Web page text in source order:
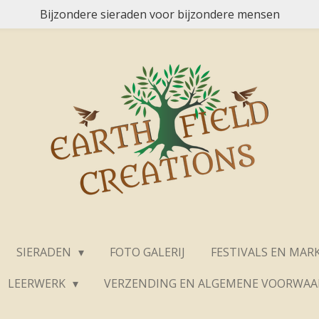
Bijzondere sieraden voor bijzondere mensen
SIERADEN FOTO GALERIJ
FESTIVALS EN
LEERWERK VERZENDING EN ALGEMENE